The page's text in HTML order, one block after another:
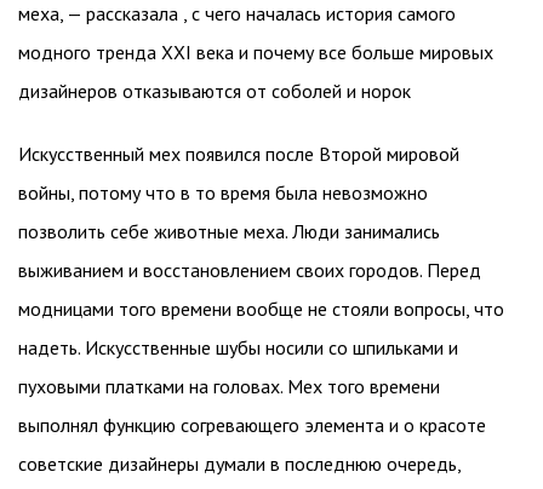
меха, — рассказала , с чего началась история самого
модного тренда XXI века и почему все больше мировых
дизайнеров отказываются от соболей и норок
Искусственный мех появился после Второй мировой
войны, потому что в то время была невозможно
позволить себе животные меха. Люди занимались
выживанием и восстановлением своих городов. Перед
модницами того времени вообще не стояли вопросы, что
надеть. Искусственные шубы носили со шпильками и
пуховыми платками на головах. Мех того времени
выполнял функцию согревающего элемента и о красоте
советские дизайнеры думали в последнюю очередь,